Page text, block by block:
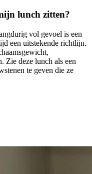
lunch zitten?
vol gevoel is een
een uitstekende richtlijn.
Zie deze lunch als een
te geven die ze